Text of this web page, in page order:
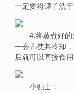
一定要将罐子洗
4.将蒸煮好的
一会儿使其冷却
后就可以直接食用
小贴士：